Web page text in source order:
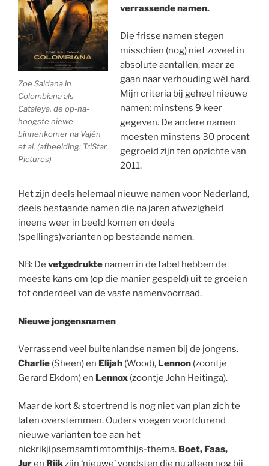
Zoe Saldana in
Colombiana als
Cataleya, de op-na-
hoogste niewe
binnenkomer na Vajèn
et al. (afbeelding: TriStar
Pictures)
verrassende namen.
Die frisse namen stegen
misschien (nog) niet zoveel in
absolute aantallen, maar ze
gaan naar verhouding wél hard.
Mijn criteria bij geheel nieuwe
namen: minstens 9 keer
gegeven. De andere namen
moesten minstens 30 procent
gegroeid zijn ten opzichte van
2011.
Het zijn deels helemaal nieuwe namen voor Nederland,
deels bestaande namen die na jaren afwezigheid
ineens weer in beeld komen en deels
(spellings)varianten op bestaande namen.
NB: De vetgedrukte namen in de tabel hebben de
meeste kans om (op die manier gespeld) uit te groeien
tot onderdeel van de vaste namenvoorraad.
Nieuwe jongensnamen
Verrassend veel buitenlandse namen bij de jongens.
Charlie (Sheen) en Elijah (Wood), Lennon (zoontje
Gerard Ekdom) en Lennox (zoontje John Heitinga).
Maar de kort & stoertrend is nog niet van plan zich te
laten overstemmen. Ouders voegen voortdurend
nieuwe varianten toe aan het
nickrikjipsemsamtimtomthijs-thema. Boet, Faas,
Juren Rijkzijn ‘nieuwe’ vondsten die nu alleen nog bij